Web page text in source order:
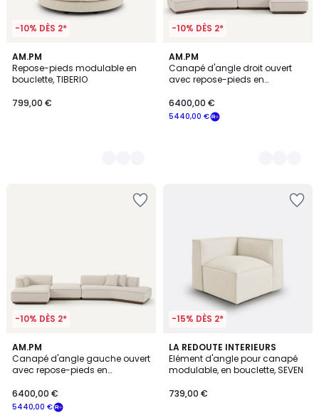
-10% DÈS 2*
AM.PM
Repose-pieds modulable en
bouclette, TIBERIO
799,00 €
3
Couleurs
-10% DÈS 2*
AM.PM
Canapé d'angle droit ouvert
avec repose-pieds en
5440,00 €
6400,00 €
3
Couleurs
-10% DÈS 2*
AM.PM
Canapé d'angle gauche ouvert
avec repose-pieds en
5440,00 €
6400,00 €
3
Couleurs
-15% DÈS 2*
LA REDOUTE INTERIEURS
Elément d'angle pour canapé
modulable, en bouclette, SEVEN
739,00 €